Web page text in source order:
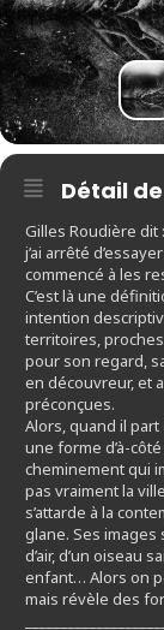
Détail
Gilles Roudière dit
j’ai arrêté
commencé à les
C’est là une
intention
territoires,
pour son regard,
en découvreur, et
préconçues.
Alors, quand il
une forme d’à-
cheminement qui
pas vraiment la
s’attarde à la
glane. Ses
d’air, d’un oiseau
enfant… Alors on
mais révèle des